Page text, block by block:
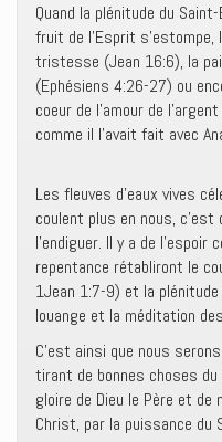
Quand la plénitude du
fruit de l’Esprit
tristesse (Jean 16:6), la
(Ephésiens 4:26-27) ou
coeur de l’amour de
comme il l’avait fait avec
Les fleuves d’eaux vives
coulent plus en nous, c’est
l’endiguer. Il y a de
repentance rétabliront le
1Jean 1:7-9) et la
louange et la méditation
C’est ainsi que nous
tirant de bonnes choses
gloire de Dieu le Père et
Christ, par la puissance du